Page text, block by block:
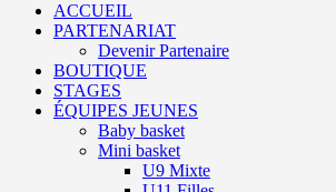
ACCUEIL
PARTENARIAT
Devenir Partenaire
BOUTIQUE
STAGES
ÉQUIPES JEUNES
Baby basket
Mini basket
U9 Mixte